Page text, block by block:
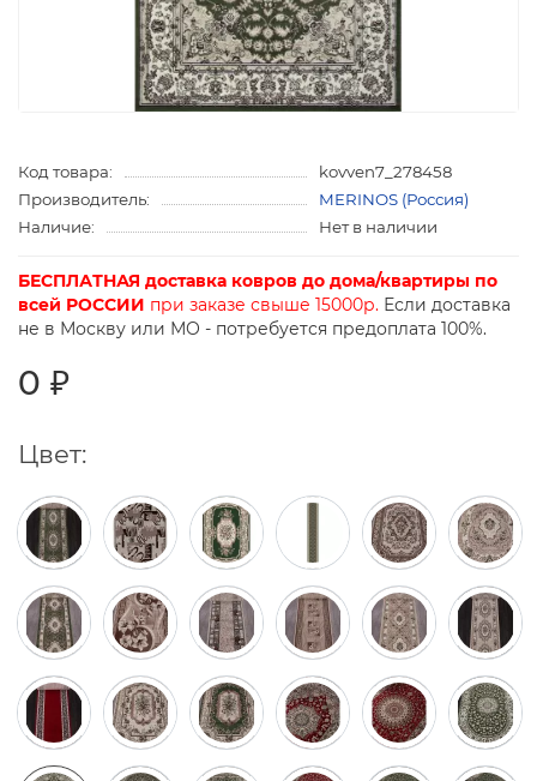
Код товара:
kovven7_278458
Производитель:
MERINOS (Россия)
Наличие:
Нет в наличии
БЕСПЛАТНАЯ доставка ковров до дома/квартиры по
всей РОССИИ при заказе свыше 15000р. Если доставка
не в Москву или МО - потребуется предоплата 100%.
0 ₽
Цвет: